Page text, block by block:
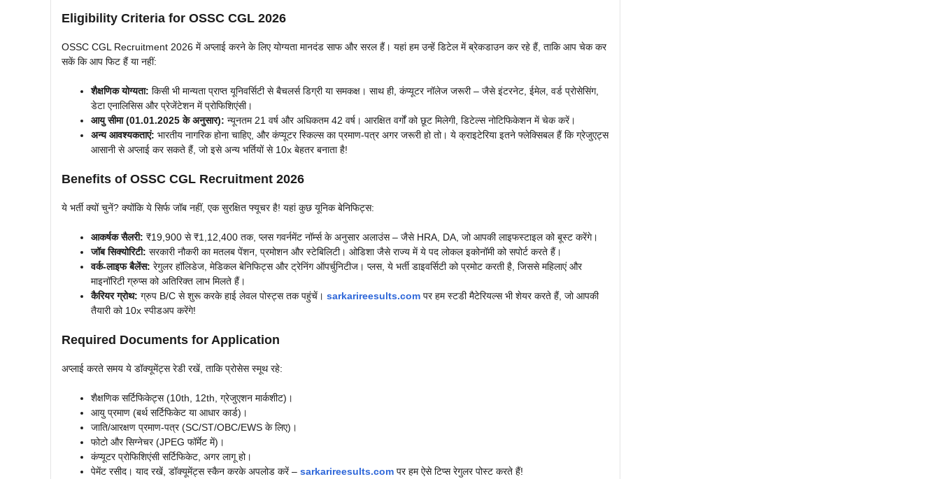
Eligibility Criteria for OSSC CGL 2026
OSSC CGL Recruitment 2026 में अप्लाई करने के लिए योग्यता मानदंड साफ और सरल हैं। यहां हम उन्हें डिटेल में ब्रेकडाउन कर रहे हैं, ताकि आप चेक कर
सकें कि आप फिट हैं या नहीं:
शैक्षणिक योग्यता: किसी भी मान्यता प्राप्त यूनिवर्सिटी से बैचलर्स डिग्री या समकक्ष। साथ ही, कंप्यूटर नॉलेज जरूरी – जैसे इंटरनेट, ईमेल, वर्ड प्रोसेसिंग,
डेटा एनालिसिस और प्रेजेंटेशन में प्रोफिशिएंसी।
आयु सीमा (01.01.2025 के अनुसार): न्यूनतम 21 वर्ष और अधिकतम 42 वर्ष। आरक्षित वर्गों को छूट मिलेगी, डिटेल्स नोटिफिकेशन में चेक करें।
अन्य आवश्यकताएं: भारतीय नागरिक होना चाहिए, और कंप्यूटर स्किल्स का प्रमाण-पत्र अगर जरूरी हो तो। ये क्राइटेरिया इतने फ्लेक्सिबल हैं कि ग्रेजुएट्स
आसानी से अप्लाई कर सकते हैं, जो इसे अन्य भर्तियों से 10x बेहतर बनाता है!
Benefits of OSSC CGL Recruitment 2026
ये भर्ती क्यों चुनें? क्योंकि ये सिर्फ जॉब नहीं, एक सुरक्षित फ्यूचर है! यहां कुछ यूनिक बेनिफिट्स:
आकर्षक सैलरी: ₹19,900 से ₹1,12,400 तक, प्लस गवर्नमेंट नॉर्म्स के अनुसार अलाउंस – जैसे HRA, DA, जो आपकी लाइफस्टाइल को बूस्ट करेंगे।
जॉब सिक्योरिटी: सरकारी नौकरी का मतलब पेंशन, प्रमोशन और स्टेबिलिटी। ओडिशा जैसे राज्य में ये पद लोकल इकोनॉमी को सपोर्ट करते हैं।
वर्क-लाइफ बैलेंस: रेगुलर हॉलिडेज, मेडिकल बेनिफिट्स और ट्रेनिंग ऑपर्चुनिटीज। प्लस, ये भर्ती डाइवर्सिटी को प्रमोट करती है, जिससे महिलाएं और
माइनॉरिटी ग्रुप्स को अतिरिक्त लाभ मिलते हैं।
कैरियर ग्रोथ: ग्रुप B/C से शुरू करके हाई लेवल पोस्ट्स तक पहुंचें। sarkarireesults.com पर हम स्टडी मैटेरियल्स भी शेयर करते हैं, जो आपकी
तैयारी को 10x स्पीडअप करेंगे!
Required Documents for Application
अप्लाई करते समय ये डॉक्यूमेंट्स रेडी रखें, ताकि प्रोसेस स्मूथ रहे:
शैक्षणिक सर्टिफिकेट्स (10th, 12th, ग्रेजुएशन मार्कशीट)।
आयु प्रमाण (बर्थ सर्टिफिकेट या आधार कार्ड)।
जाति/आरक्षण प्रमाण-पत्र (SC/ST/OBC/EWS के लिए)।
फोटो और सिग्नेचर (JPEG फॉर्मेट में)।
कंप्यूटर प्रोफिशिएंसी सर्टिफिकेट, अगर लागू हो।
पेमेंट रसीद। याद रखें, डॉक्यूमेंट्स स्कैन करके अपलोड करें – sarkarireesults.com पर हम ऐसे टिप्स रेगुलर पोस्ट करते हैं!